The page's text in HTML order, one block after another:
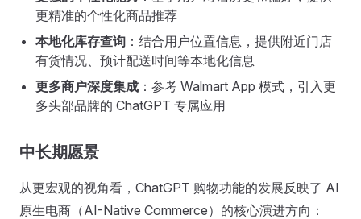
更精准的个性化商品推荐
本地化库存查询 ：结合用户位置信息，提供附近门店
有货情况、预计配送时间等本地化信息
更多商户深度集成 ：参考 Walmart App 模式，引入更
多头部品牌的 ChatGPT 专属应用
中长期愿景
从更宏观的视角看，ChatGPT 购物功能的发展反映了 AI
原生电商（AI-Native Commerce）的核心演进方向：